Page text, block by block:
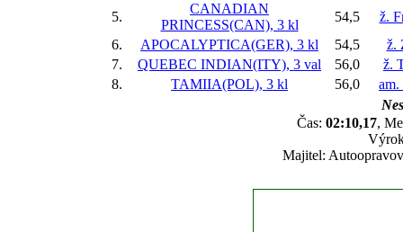
5.
CANADIAN
PRINCESS(CAN), 3 kl
54,5
ž.
6.
APOCALYPTICA(GER), 3 kl 54,5
ž.
7.
QUEBEC INDIAN(ITY), 3 val 56,0
ž.
8.
TAMIIA(POL), 3 kl 56,0
Čas: 02:10,17,
Majitel: